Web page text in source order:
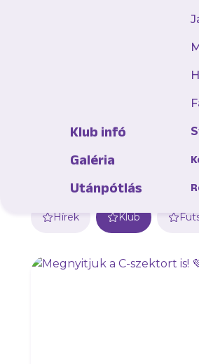
Klub infó
Galéria
Utánpótlás
Hírek Klub